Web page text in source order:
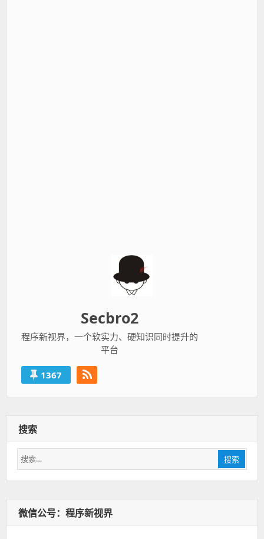
Secbro2
程序新视界，一个软实力、硬知识同时提升的
平台
1367
搜索
搜
索：
搜索
微信公号：程序新视界